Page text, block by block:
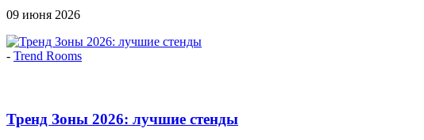
09 июня 2026
- Trend Rooms
Тренд Зоны 2026: лучшие стенды